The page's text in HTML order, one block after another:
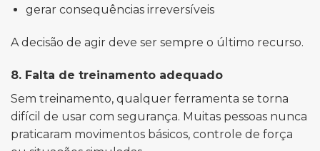
gerar consequências irreversíveis
A decisão de agir deve ser sempre o último recurso.
8. Falta de treinamento adequado
Sem treinamento, qualquer ferramenta se torna
difícil de usar com segurança. Muitas pessoas nunca
praticaram movimentos básicos, controle de força